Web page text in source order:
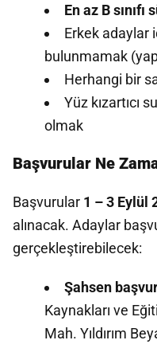
En az B
Erkek adaylar
bulunmamak
Herhangi bir
Yüz kızartıcı
olmak
Başvurular Ne
Başvurular 1 – 3 Eylül
alınacak. Adaylar
gerçekleştirebilecek:
Şahsen
Kaynakları ve
Mah. Yıldırım